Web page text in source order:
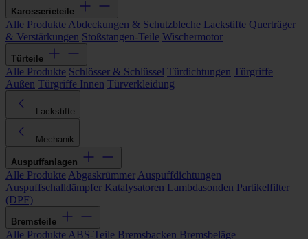
Karosserieteile
Alle Produkte Abdeckungen & Schutzbleche Lackstifte Querträger
& Verstärkungen Stoßstangen-Teile Wischermotor
Türteile
Alle Produkte Schlösser & Schlüssel Türdichtungen Türgriffe
Außen Türgriffe Innen Türverkleidung
Lackstifte
Mechanik
Auspuffanlagen
Alle Produkte Abgaskrümmer Auspuffdichtungen
Auspuffschalldämpfer Katalysatoren Lambdasonden Partikelfilter
(DPF)
Bremsteile
Alle Produkte ABS-Teile Bremsbacken Bremsbeläge